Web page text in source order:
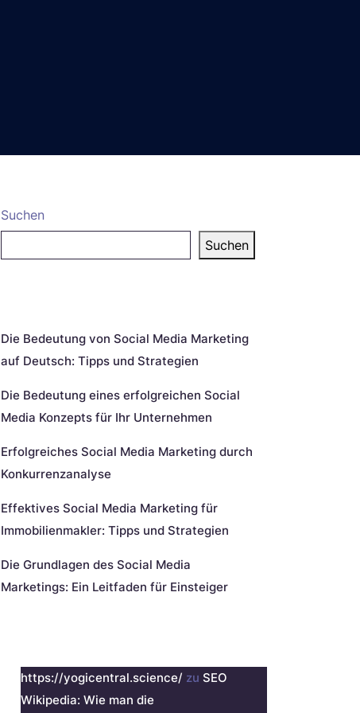
Suchen
Suchen
Die Bedeutung von Social Media Marketing
auf Deutsch: Tipps und Strategien
Die Bedeutung eines erfolgreichen Social
Media Konzepts für Ihr Unternehmen
Erfolgreiches Social Media Marketing durch
Konkurrenzanalyse
Effektives Social Media Marketing für
Immobilienmakler: Tipps und Strategien
Die Grundlagen des Social Media
Marketings: Ein Leitfaden für Einsteiger
https://yogicentral.science/ zu SEO
Wikipedia: Wie man die